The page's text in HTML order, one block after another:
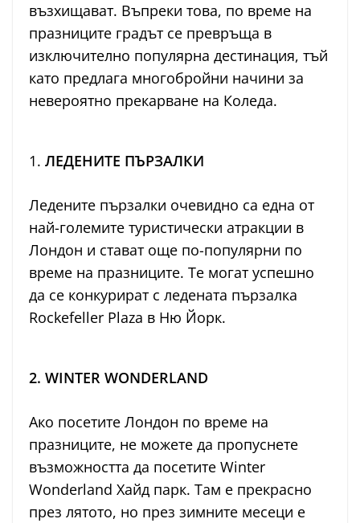
възхищават. Въпреки това, по време на
празниците градът се превръща в
изключително популярна дестинация, тъй
като предлага многобройни начини за
невероятно прекарване на Коледа.
1. ЛЕДЕНИТЕ ПЪРЗАЛКИ
Ледените пързалки очевидно са една от
най-големите туристически атракции в
Лондон и стават още по-популярни по
време на празниците. Те могат успешно
да се конкурират с ледената пързалка
Rockefeller Plaza в Ню Йорк.
2. WINTER WONDERLAND
Ако посетите Лондон по време на
празниците, не можете да пропуснете
възможността да посетите Winter
Wonderland Хайд парк. Там е прекрасно
през лятото, но през зимните месеци е